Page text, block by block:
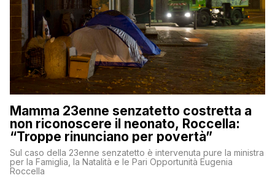
Mamma 23enne senzatetto costretta a
non riconoscere il neonato, Roccella:
“Troppe rinunciano per povertà”
Sul caso della 23enne senzatetto è intervenuta pure la ministra
per la Famiglia, la Natalità e le Pari Opportunità Eugenia
Roccella